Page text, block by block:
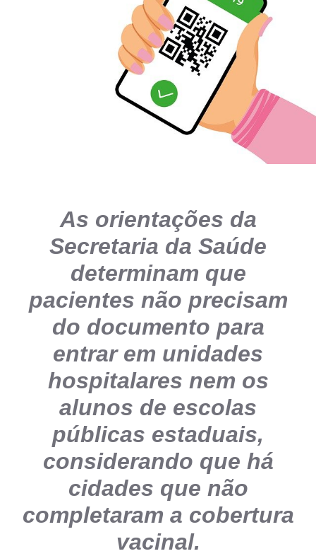
As orientações da
Secretaria da Saúde
determinam que
pacientes não precisam
do documento para
entrar em unidades
hospitalares nem os
alunos de escolas
públicas estaduais,
considerando que há
cidades que não
completaram a cobertura
vacinal.